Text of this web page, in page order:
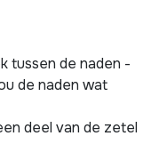
tussen de naden -
de naden wat
deel van de zetel